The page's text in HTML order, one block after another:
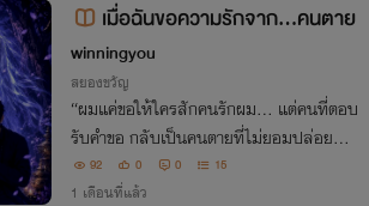
เมื่อฉันขอความรักจาก…คนตาย
winningyou
สยองขวัญ
“ผมแค่ขอให้ใครสักคนรักผม… แต่คนที่ตอบ
รับคำขอ กลับเป็นคนตายที่ไม่ยอมปล่อยผม
ไปตลอดกาล”
92 0 0 15
1 เดือนที่แล้ว